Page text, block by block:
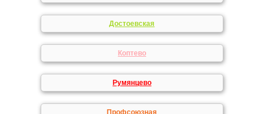
Достоевская
Коптево
Румянцево
Профсоюзная